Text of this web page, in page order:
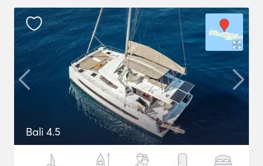
Bali 4.5